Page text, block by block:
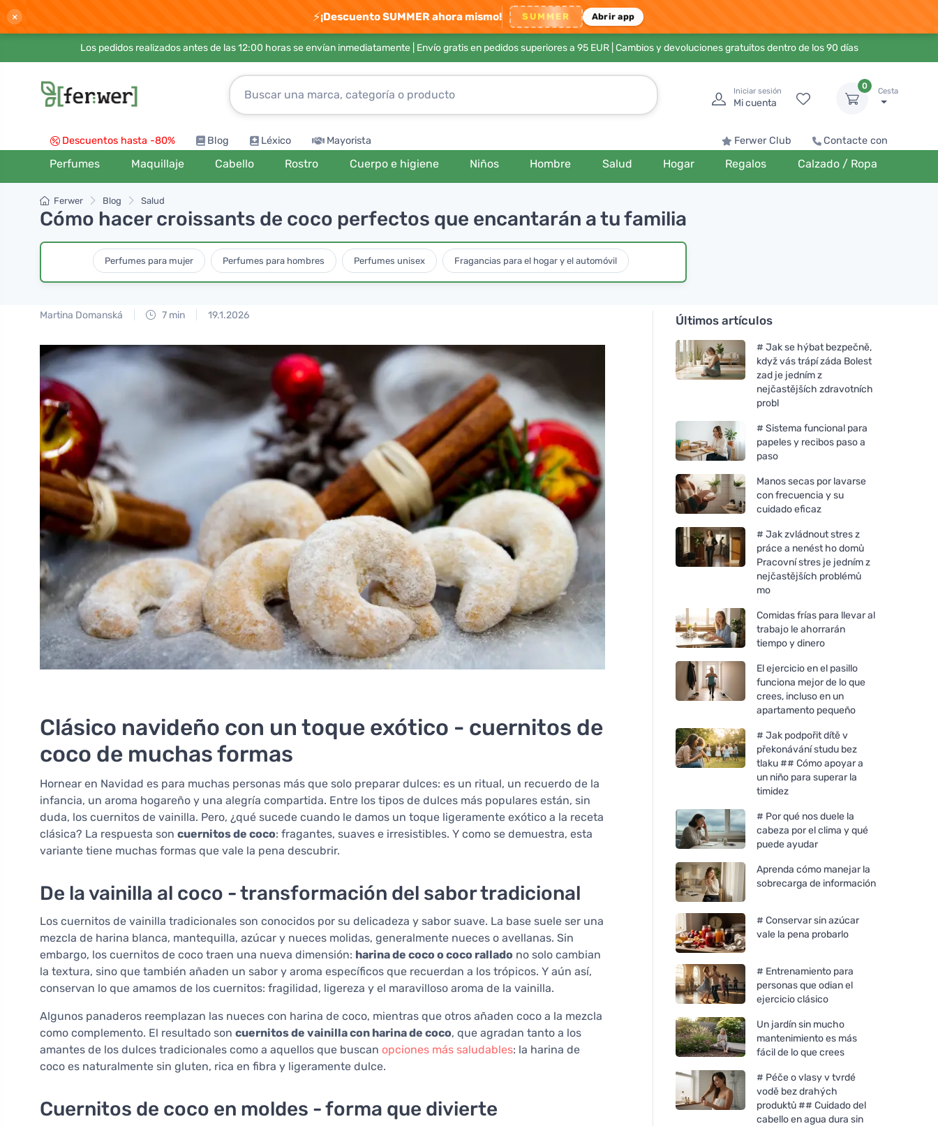
× ⚡¡Descuento SUMMER ahora mismo! SUMMER Abrir app
Los pedidos realizados antes de las 12:00 horas se envían inmediatamente | Envío gratis en pedidos superiores a 95 EUR| Cambios y devoluciones gratuitos dentro de los 90 días
Iniciar sesión
Mi cuenta
0
Cesta
Descuentos hasta -80% Blog Léxico Mayorista Ferwer Club Contacte con
Perfumes Maquillaje Cabello Rostro Cuerpo e higiene Niños Hombre Salud Hogar Regalos Calzado / Ropa
Ferwer Blog Salud
Cómo hacer croissants de coco perfectos que encantarán a tu familia
Perfumes para mujer Perfumes para hombres Perfumes unisex Fragancias para el hogar y el automóvil
Martina Domanská 7 min 19.1.2026
Clásico navideño con un toque exótico - cuernitos de
coco de muchas formas
Hornear en Navidad es para muchas personas más que solo preparar dulces: es un ritual, un recuerdo de la
infancia, un aroma hogareño y una alegría compartida. Entre los tipos de dulces más populares están, sin
duda, los cuernitos de vainilla. Pero, ¿qué sucede cuando le damos un toque ligeramente exótico a la receta
clásica? La respuesta son cuernitos de coco: fragantes, suaves e irresistibles. Y como se demuestra, esta
variante tiene muchas formas que vale la pena descubrir.
De la vainilla al coco - transformación del sabor tradicional
Los cuernitos de vainilla tradicionales son conocidos por su delicadeza y sabor suave. La base suele ser una
mezcla de harina blanca, mantequilla, azúcar y nueces molidas, generalmente nueces o avellanas. Sin
embargo, los cuernitos de coco traen una nueva dimensión: harina de coco o coco rallado no solo cambian
la textura, sino que también añaden un sabor y aroma específicos que recuerdan a los trópicos. Y aún así,
conservan lo que amamos de los cuernitos: fragilidad, ligereza y el maravilloso aroma de la vainilla.
Algunos panaderos reemplazan las nueces con harina de coco, mientras que otros añaden coco a la mezcla
como complemento. El resultado son cuernitos de vainilla con harina de coco, que agradan tanto a los
amantes de los dulces tradicionales como a aquellos que buscan opciones más saludables: la harina de
coco es naturalmente sin gluten, rica en fibra y ligeramente dulce.
Cuernitos de coco en moldes - forma que divierte
Últimos artículos
# Jak se hýbat bezpečně,
když vás trápí záda Bolest
zad je jedním z
nejčastějších zdravotních
probl
# Sistema funcional para
papeles y recibos paso a
paso
Manos secas por lavarse
con frecuencia y su
cuidado eficaz
# Jak zvládnout stres z
práce a nenést ho domů
Pracovní stres je jedním z
nejčastějších problémů
mo
Comidas frías para llevar al
trabajo le ahorrarán
tiempo y dinero
El ejercicio en el pasillo
funciona mejor de lo que
crees, incluso en un
apartamento pequeño
# Jak podpořit dítě v
překonávání studu bez
tlaku ## Cómo apoyar a
un niño para superar la
timidez
# Por qué nos duele la
cabeza por el clima y qué
puede ayudar
Aprenda cómo manejar la
sobrecarga de información
# Conservar sin azúcar
vale la pena probarlo
# Entrenamiento para
personas que odian el
ejercicio clásico
Un jardín sin mucho
mantenimiento es más
fácil de lo que crees
# Péče o vlasy v tvrdé
vodě bez drahých
produktů ## Cuidado del
cabello en agua dura sin